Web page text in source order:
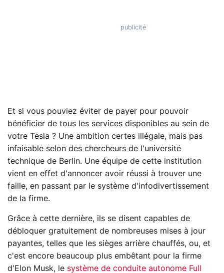
Et si vous pouviez éviter de payer pour pouvoir
bénéficier de tous les services disponibles au sein de
votre Tesla ? Une ambition certes illégale, mais pas
infaisable selon des chercheurs de l'université
technique de Berlin. Une équipe de cette institution
vient en effet d'annoncer avoir réussi à trouver une
faille, en passant par le système d'infodivertissement
de la firme.
Grâce à cette dernière, ils se disent capables de
débloquer gratuitement de nombreuses mises à jour
payantes, telles que les sièges arrière chauffés, ou, et
c'est encore beaucoup plus embêtant pour la firme
d'Elon Musk, le système de conduite autonome Full